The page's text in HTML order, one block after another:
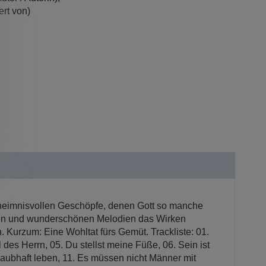
von)
Geschöpfe, denen Gott so manche
und wunderschönen Melodien das Wirken
Eine Wohltat fürs Gemüt. Trackliste: 01.
Herrn, 05. Du stellst meine Füße, 06. Sein ist
leben, 11. Es müssen nicht Männer mit